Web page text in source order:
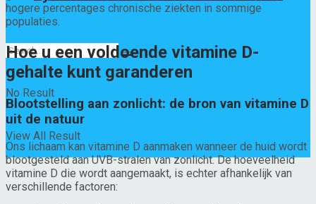
No Result
View All Result
hogere percentages chronische ziekten in sommige
populaties.
Hoe u een voldoende vitamine D-
gehalte kunt garanderen
Blootstelling aan zonlicht: de bron van vitamine D
uit de natuur
Ons lichaam kan vitamine D aanmaken wanneer de huid wordt
blootgesteld aan UVB-stralen van zonlicht. De hoeveelheid
vitamine D die wordt aangemaakt, is echter afhankelijk van
verschillende factoren: